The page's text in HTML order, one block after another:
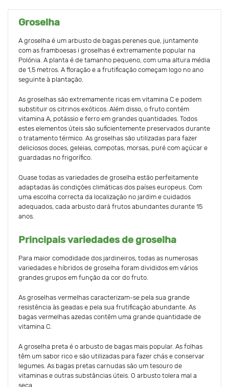
Groselha
A groselha é um arbusto de bagas perenes que, juntamente
com as framboesas i groselhas é extremamente popular na
Polónia. A planta é de tamanho pequeno, com uma altura média
de 1,5 metros. A floração e a frutificação começam logo no ano
seguinte à plantação.
As groselhas são extremamente ricas em vitamina C e podem
substituir os citrinos exóticos. Além disso, o fruto contém
vitamina A, potássio e ferro em grandes quantidades. Todos
estes elementos úteis são suficientemente preservados durante
o tratamento térmico. As groselhas são utilizadas para fazer
deliciosos doces, geleias, compotas, morsas, puré com açúcar e
guardadas no frigorífico.
Quase todas as variedades de groselha estão perfeitamente
adaptadas às condições climáticas dos países europeus. Com
uma escolha correcta da localização no jardim e cuidados
adequados, cada arbusto dará frutos abundantes durante 15
anos.
Principais variedades de groselha
Para maior comodidade dos jardineiros, todas as numerosas
variedades e híbridos de groselha foram divididos em vários
grandes grupos em função da cor do fruto.
As groselhas vermelhas caracterizam-se pela sua grande
resistência às geadas e pela sua frutificação abundante. As
bagas vermelhas azedas contêm uma grande quantidade de
vitamina C.
A groselha preta é o arbusto de bagas mais popular. As folhas
têm um sabor rico e são utilizadas para fazer chás e conservar
legumes. As bagas pretas carnudas são um tesouro de
vitaminas e outras substâncias úteis. O arbusto tolera mal a
seca.